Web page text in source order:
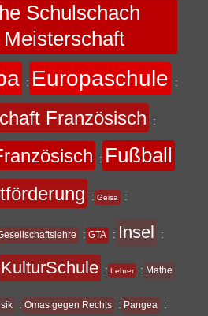
Schulschach
: Europaschule :
Französisch :
: Fußball
: Geisa :
: GTA : Insel :
KulturSchule : Lehrer : Mathe
: Omas gegen Rechts : Pangea :